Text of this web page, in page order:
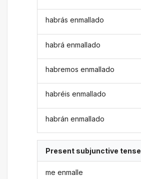
habrás enmallado
habrá enmallado
habremos enmallado
habréis enmallado
habrán enmallado
Present subjunctive tense
me enmalle